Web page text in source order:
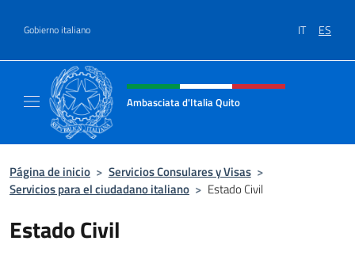
Gobierno italiano IT ES
Encabezado del sitio web,
Ambasciata d'Italia Quito
Página de inicio > Servicios Consulares y Visas >
Servicios para el ciudadano italiano > Estado Civil
Estado Civil